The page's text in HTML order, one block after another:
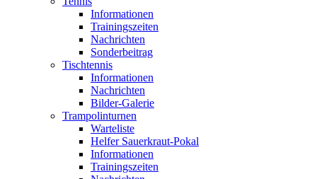
Informationen
Trainingszeiten
Nachrichten
Sonderbeitrag
Tischtennis
Informationen
Nachrichten
Bilder-Galerie
Trampolinturnen
Warteliste
Helfer Sauerkraut-Pokal
Informationen
Trainingszeiten